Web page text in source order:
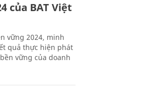
của BAT Việt
vững 2024, minh
quả thực hiện phát
vững của doanh